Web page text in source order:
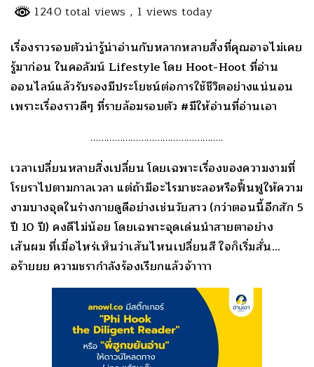
1240 total views , 1 views today
เรื่องราวรอบตัวน่ารู้น่าอ่านกับหลากหลายสิ่งที่คุณอาจไม่เคย
รู้มาก่อน ในคอลัมน์ Lifestyle โดย Hoot-Hoot ที่อ่าน
ออนไลน์แล้วรับรองมีประโยชน์ต่อการใช้ชีวิตอย่างแน่นอน
เพราะเรื่องราวดีๆ ที่รายล้อมรอบตัว #มีให้อ่านที่อ่านเอา
…………………………………………..
เวลาเปลี่ยนหลายสิ่งเปลี่ยน โดยเฉพาะเรื่องของความงามที่
โรยราไปตามกาลเวลา แต่ถ้ามีอะไรมาชะลอหรือฟื้นฟูให้ความ
งามบางจุดในร่างกายดูดีอย่างเช่นวัยสาว (กว่าตอนนี้อีกสัก 5
ปี 10 ปี) คงดีไม่น้อย โดยเฉพาะจุดเด่นนำสายตาอย่าง
เส้นผม ที่เมื่อไหร่เห็นว่าเส้นไหนเปลี่ยนสี ใจก็เริ่มสั่น…
อร้ายยย ความชรากำลังร้องเรียกแล้วจ้าาาา